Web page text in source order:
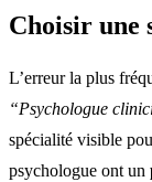
Choisir une
L’erreur la plus
“Psychologue
spécialité visible
psychologue ont un